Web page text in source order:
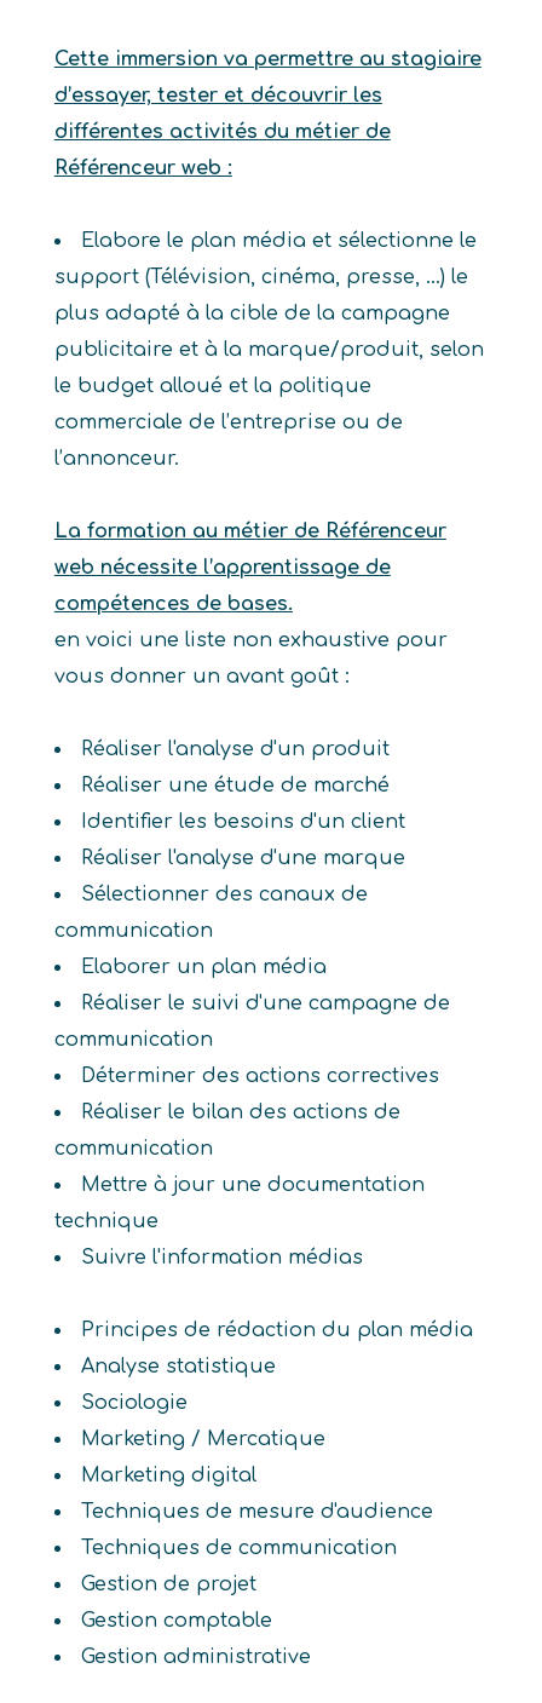
Cette immersion va permettre au stagiaire
d’essayer, tester et découvrir les
différentes activités du métier de
Référenceur web :
Elabore le plan média et sélectionne le
support (Télévision, cinéma, presse, …) le
plus adapté à la cible de la campagne
publicitaire et à la marque/produit, selon
le budget alloué et la politique
commerciale de l’entreprise ou de
l’annonceur.
La formation au métier de Référenceur
web nécessite l’apprentissage de
compétences de bases.
en voici une liste non exhaustive pour
vous donner un avant goût :
Réaliser l'analyse d'un produit
Réaliser une étude de marché
Identifier les besoins d'un client
Réaliser l'analyse d'une marque
Sélectionner des canaux de
communication
Elaborer un plan média
Réaliser le suivi d'une campagne de
communication
Déterminer des actions correctives
Réaliser le bilan des actions de
communication
Mettre à jour une documentation
technique
Suivre l'information médias
Principes de rédaction du plan média
Analyse statistique
Sociologie
Marketing / Mercatique
Marketing digital
Techniques de mesure d'audience
Techniques de communication
Gestion de projet
Gestion comptable
Gestion administrative